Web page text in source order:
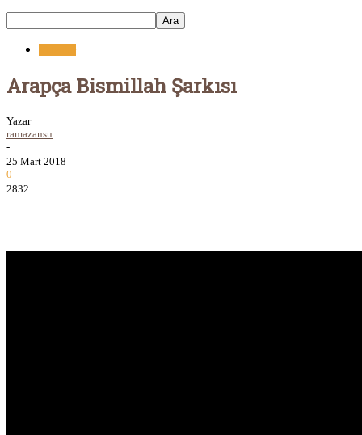
Arapça Bismillah Şarkısı
Yazar
ramazansu
-
25 Mart 2018
0
2832